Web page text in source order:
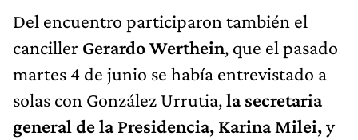
Del encuentro participaron también el
canciller Gerardo Werthein, que el pasado
martes 4 de junio se había entrevistado a
solas con González Urrutia,la secretaria
general de la Presidencia, Karina Milei,y